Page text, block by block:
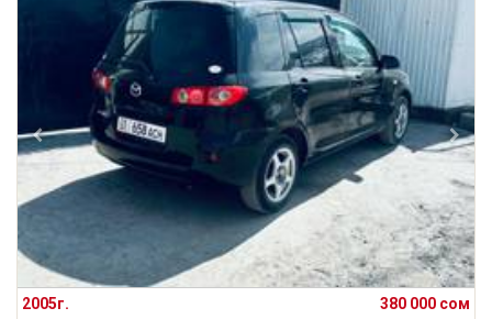
2005г.
380 000 сом